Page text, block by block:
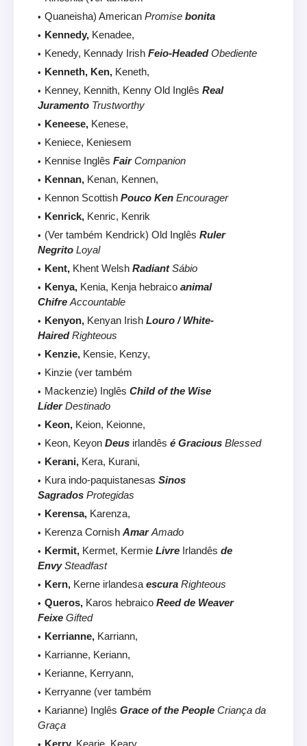
Quaneisha) American Promise bonita
Kennedy, Kenadee,
Kenedy, Kennady Irish Feio-HeadedObediente
Kenneth, Ken, Keneth,
Kenney, Kennith, Kenny Old Inglês Real
Juramento Trustworthy
Keneese, Kenese,
Keniece, Keniesem
Kennise Inglês FairCompanion
Kennan, Kenan, Kennen,
Kennon Scottish Pouco Ken Encourager
Kenrick, Kenric, Kenrik
(Ver também Kendrick) Old Inglês Ruler
Negrito Loyal
Kent, Khent Welsh RadiantSábio
Kenya, Kenia, Kenja hebraico animal
Chifre Accountable
Kenyon, Kenyan Irish Louro / White-
HairedRighteous
Kenzie, Kensie, Kenzy,
Kinzie (ver também
Mackenzie) Inglês Child of the Wise
Líder Destinado
Keon, Keion, Keionne,
Keon, Keyon Deus irlandês é Gracious Blessed
Kerani, Kera, Kurani,
Kura indo-paquistanesas Sinos
Sagrados Protegidas
Kerensa, Karenza,
Kerenza Cornish AmarAmado
Kermit, Kermet, Kermie Livre Irlandês de
EnvySteadfast
Kern, Kerne irlandesa escura Righteous
Queros, Karos hebraico Reed de Weaver
Feixe Gifted
Kerrianne, Karriann,
Karrianne, Keriann,
Kerianne, Kerryann,
Kerryanne (ver também
Karianne) Inglês Grace of the People Criança da
Graça